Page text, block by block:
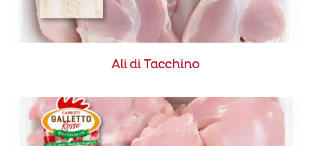
Ali di Tacchino